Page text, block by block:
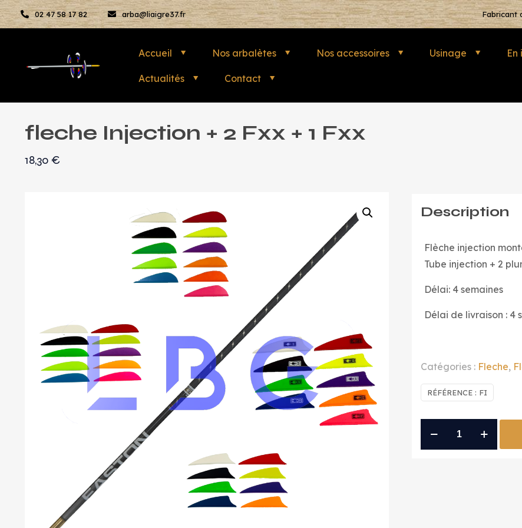
02 47 58 17 82 arba@liaigre37.fr Fabricant
Accueil Nos arbalètes Nos accessoires Usinage En
Actualités Contact
fleche Injection + 2 Fxx + 1 Fxx
18,30 €
Description
Flèche injection
Tube injection + 2
Délai: 4 semaines
Délai de livraison : 4
Catégories : Fleche,
RÉFÉRENCE : FI